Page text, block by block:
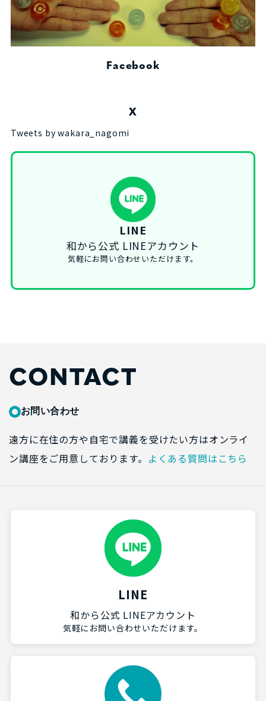
Facebook
X
Tweets by wakara_nagomi
LINE
和から公式 LINEアカウント
気軽にお問い合わせいただけます。
CONTACT
お問い合わせ
遠方に在住の方や自宅で講義を受けたい方はオンライ
ン講座をご用意しております。 よくある質問はこちら
LINE
和から公式 LINEアカウント
気軽にお問い合わせいただけます。